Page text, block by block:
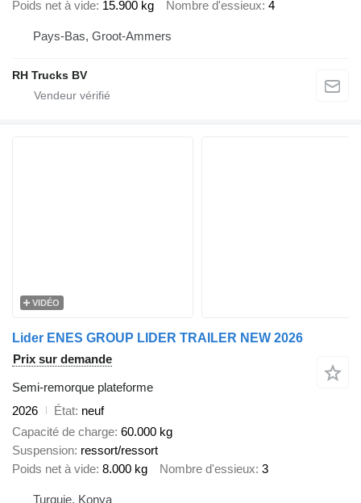
Poids net à vide 15.900 kg Nombre d'essieux 4
Pays-Bas, Groot-Ammers
RH Trucks BV
VIDÉO
Lider ENES GROUP LIDER TRAILER NEW 2026
Prix sur demande
Semi-remorque plateforme
2026
État neuf
Capacité de charge 60.000 kg
Suspension ressort/ressort
Poids net à vide 8.000 kg Nombre d'essieux 3
Turquie, Konya